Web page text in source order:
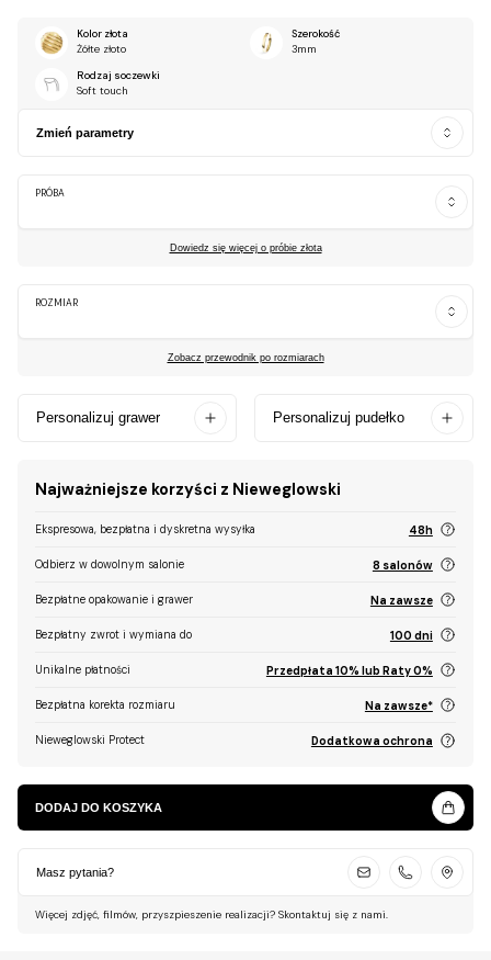
Kolor złota
Żółte złoto
Szerokość
3mm
Rodzaj soczewki
Soft touch
Zmień parametry
PRÓBA
Dowiedz się więcej o próbie złota
ROZMIAR
Zobacz przewodnik po rozmiarach
Personalizuj grawer Personalizuj pudełko
Najważniejsze korzyści z Nieweglowski
Ekspresowa, bezpłatna i dyskretna wysyłka 48h
Odbierz w dowolnym salonie 8 salonów
Bezpłatne opakowanie i grawer Na zawsze
Bezpłatny zwrot i wymiana do 100 dni
Unikalne płatności Przedpłata 10% lub Raty 0%
Bezpłatna korekta rozmiaru Na zawsze*
Nieweglowski Protect Dodatkowa ochrona
DODAJ DO KOSZYKA
Masz pytania?
Więcej zdjęć, filmów, przyszpieszenie realizacji? Skontaktuj się z nami.